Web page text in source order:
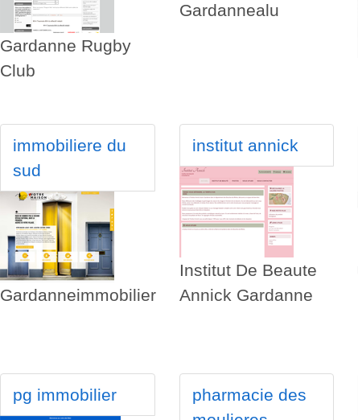
Gardanne Rugby
Club
Gardannealu
immobiliere du
sud
Gardanneimmobilier
institut annick
Institut De Beaute
Annick Gardanne
pg immobilier
pharmacie des